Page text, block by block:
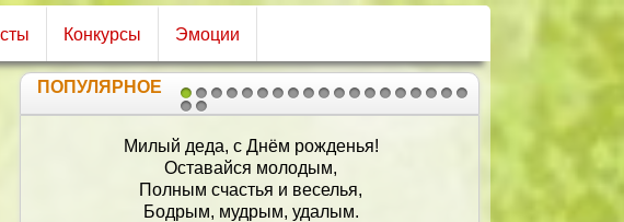
Конкурсы Эмоции
1 2
2021
ПОПУЛЯРНОЕ
Я поздравляю с Днем рождения,
Желаю крепкого здоровья,
Любви, заботы, уважения
И окруженной быть любовью.